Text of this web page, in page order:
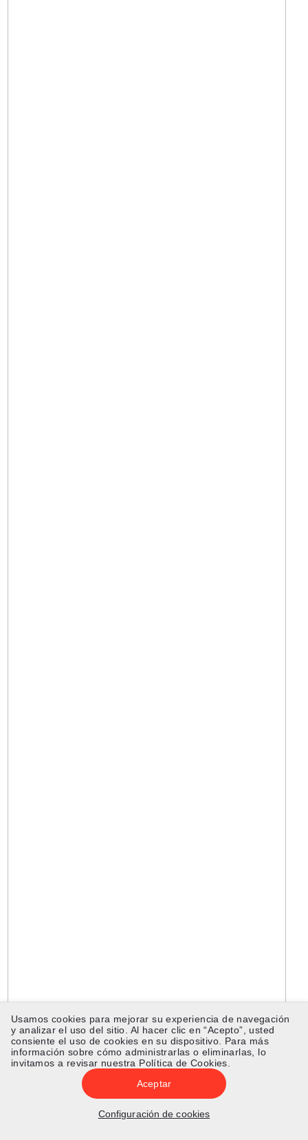
Usamos cookies para mejorar su experiencia de navegación
y analizar el uso del sitio. Al hacer clic en “Acepto”, usted
consiente el uso de cookies en su dispositivo. Para más
información sobre cómo administrarlas o eliminarlas, lo
invitamos a revisar nuestra Política de Cookies
Aceptar
Configuración de cookies